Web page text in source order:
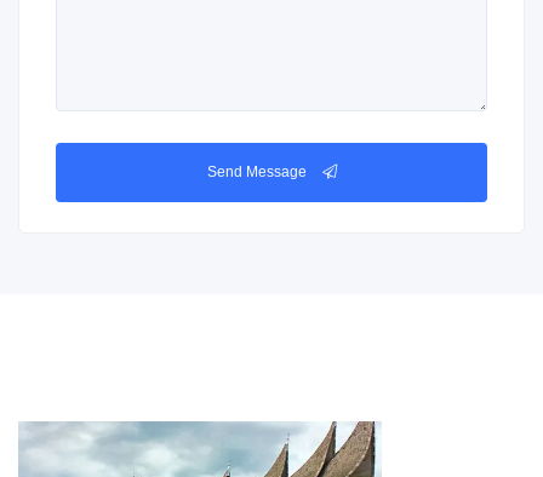
Send Message